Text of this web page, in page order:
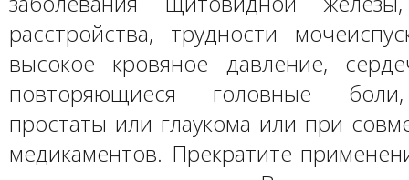
расстройства, трудности
высокое кровяное давление,
повторяющиеся головные
простаты или глаукома или при
медикаментов. Прекратите